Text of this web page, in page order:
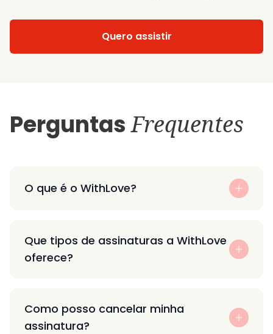
Quero assistir
PerguntasFrequentes
O que é o WithLove?
Que tipos de assinaturas a WithLove
oferece?
Como posso cancelar minha
assinatura?